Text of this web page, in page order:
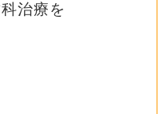
治療を